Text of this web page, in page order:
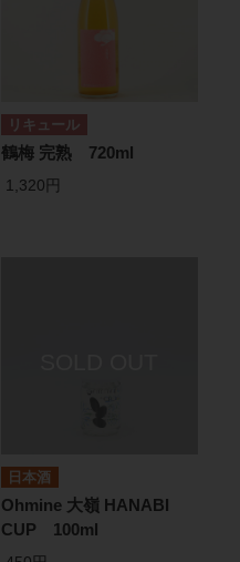
リキュール
鶴梅 完熟 720ml
1,320円
日本酒
Ohmine 大嶺 HANABI
CUP 100ml